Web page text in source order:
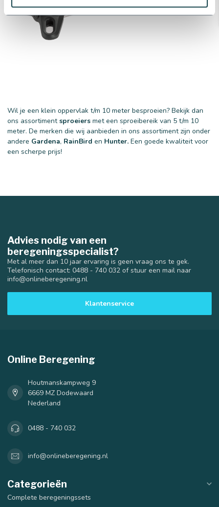
Wil je een klein oppervlak t/m 10 meter besproeien? Bekijk dan
ons assortimentsproeiers met een sproeibereik van 5 t/m 10
meter. De merken die wij aanbieden in ons assortiment zijn onder
andere Gardena, RainBird en Hunter. Een goede kwaliteit voor
een scherpe prijs!
40 mm
Advies nodig van een
beregeningsspecialist?
Met al meer dan 10 jaar ervaring is geen vraag ons te gek.
Telefonisch contact: 0488 - 740 032 of stuur een mail naar
info@onlineberegening.nl
Klantenservice
Online Beregening
Houtmanskampweg 9
6669 MZ Dodewaard
Nederland
0488 - 740 032
info@onlineberegening.nl
Categorieën
Complete beregeningssets